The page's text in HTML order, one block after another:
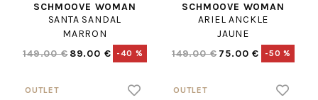
SCHMOOVE WOMAN
SANTA SANDAL
MARRON
149.00 €89.00 € -40 %
SCHMOOVE WOMAN
ARIEL ANCKLE
JAUNE
149.00 € 75.00 € -50 %